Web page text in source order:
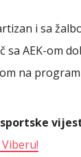
i sa
sa AEK-om
na